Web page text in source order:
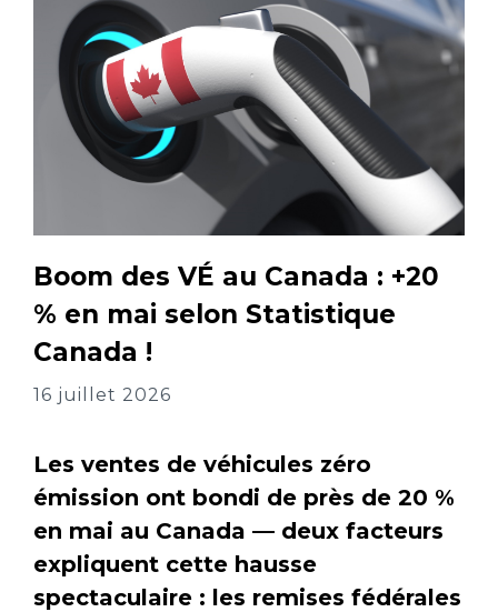
Boom des VÉ au Canada : +20
% en mai selon Statistique
Canada !
16 juillet 2026
Les ventes de véhicules zéro
émission ont bondi de près de 20 %
en mai au Canada — deux facteurs
expliquent cette hausse
spectaculaire : les remises fédérales